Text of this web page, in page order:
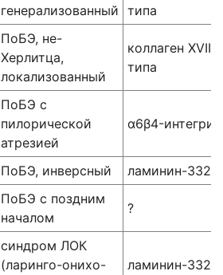
генерализованный типа
ПоБЭ, не-
Херлитца,
локализованный
коллаген XVII
типа
ПоБЭ с
пилорической
атрезией
α6β4-интегрин
ПоБЭ, инверсный
ламинин-332
ПоБЭ с поздним
началом
?
синдром ЛОК
(ларинго-онихо-
ламинин-332